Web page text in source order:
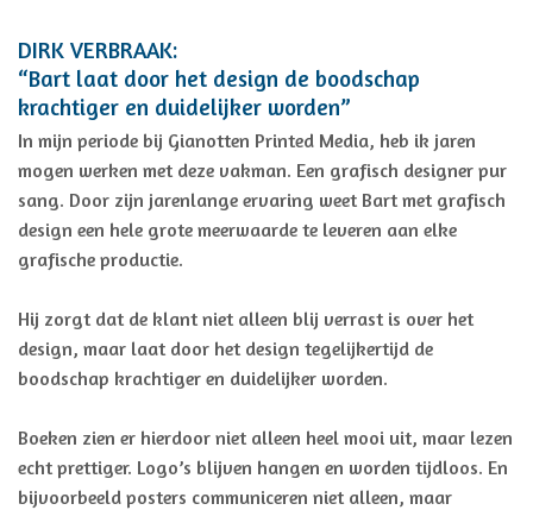
DIRK VERBRAAK:
“Bart laat door het design de boodschap
krachtiger en duidelijker worden”
In mijn periode bij Gianotten Printed Media, heb ik jaren
mogen werken met deze vakman. Een grafisch designer pur
sang. Door zijn jarenlange ervaring weet Bart met grafisch
design een hele grote meerwaarde te leveren aan elke
grafische productie.
Hij zorgt dat de klant niet alleen blij verrast is over het
design, maar laat door het design tegelijkertijd de
boodschap krachtiger en duidelijker worden.
Boeken zien er hierdoor niet alleen heel mooi uit, maar lezen
echt prettiger. Logo’s blijven hangen en worden tijdloos. En
bijvoorbeeld posters communiceren niet alleen, maar